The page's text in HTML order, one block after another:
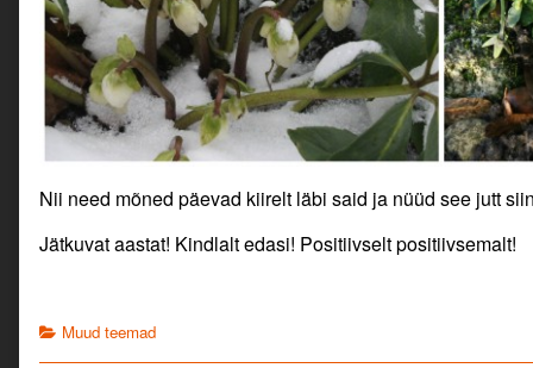
Nii need mõned päevad kiirelt läbi said ja nüüd see jutt
Jätkuvat aastat! Kindlalt edasi! Positiivselt positiivsemalt!
Categories
Muud teemad